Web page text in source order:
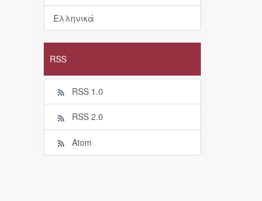
Ελληνικά
RSS
RSS 1.0
RSS 2.0
Atom